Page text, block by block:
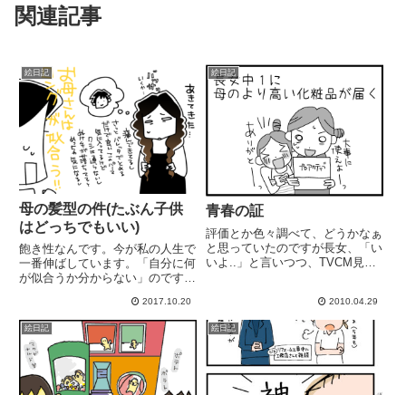
関連記事
絵日記
母の髪型の件(たぶん子供
はどっちでもいい)
飽き性なんです。今が私の人生で
一番伸ばしています。「自分に何
が似合うか分からない」のです。
どなぁ。誰に聞いても「ん～～
～...」と答えてもらった事の無い
「お母さんってどんな髪型が似合
う？」の質問に、次女だけは毎...
2017.10.20
絵日記
青春の証
評価とか色々調べて、どうかなぁ
と思っていたのですが長女、「い
いよ..」と言いつつ、TVCM見る
る。とりあえず試してみましょ
う。→ プロアクティブ公式サイ
ト-------------...
2010.04.29
絵日記 絵日記